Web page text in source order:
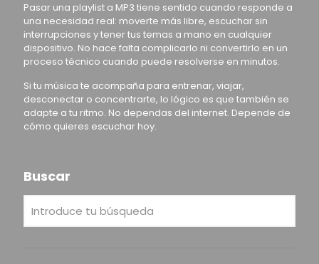
Pasar una playlist a MP3 tiene sentido cuando responde a
una necesidad real: moverte más libre, escuchar sin
interrupciones y tener tus temas a mano en cualquier
dispositivo. No hace falta complicarlo ni convertirlo en un
proceso técnico cuando puede resolverse en minutos.
Si tu música te acompaña para entrenar, viajar,
desconectar o concentrarte, lo lógico es que también se
adapte a tu ritmo. No dependas del internet. Depende de
cómo quieres escuchar hoy.
Buscar